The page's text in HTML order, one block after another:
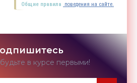
Общие правила поведения на сайте.
в курсе первыми!